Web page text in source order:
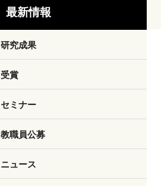
最新情報
研究成果
受賞
セミナー
教職員公募
ニュース